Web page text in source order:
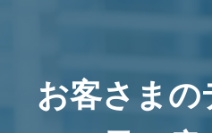
お客さま